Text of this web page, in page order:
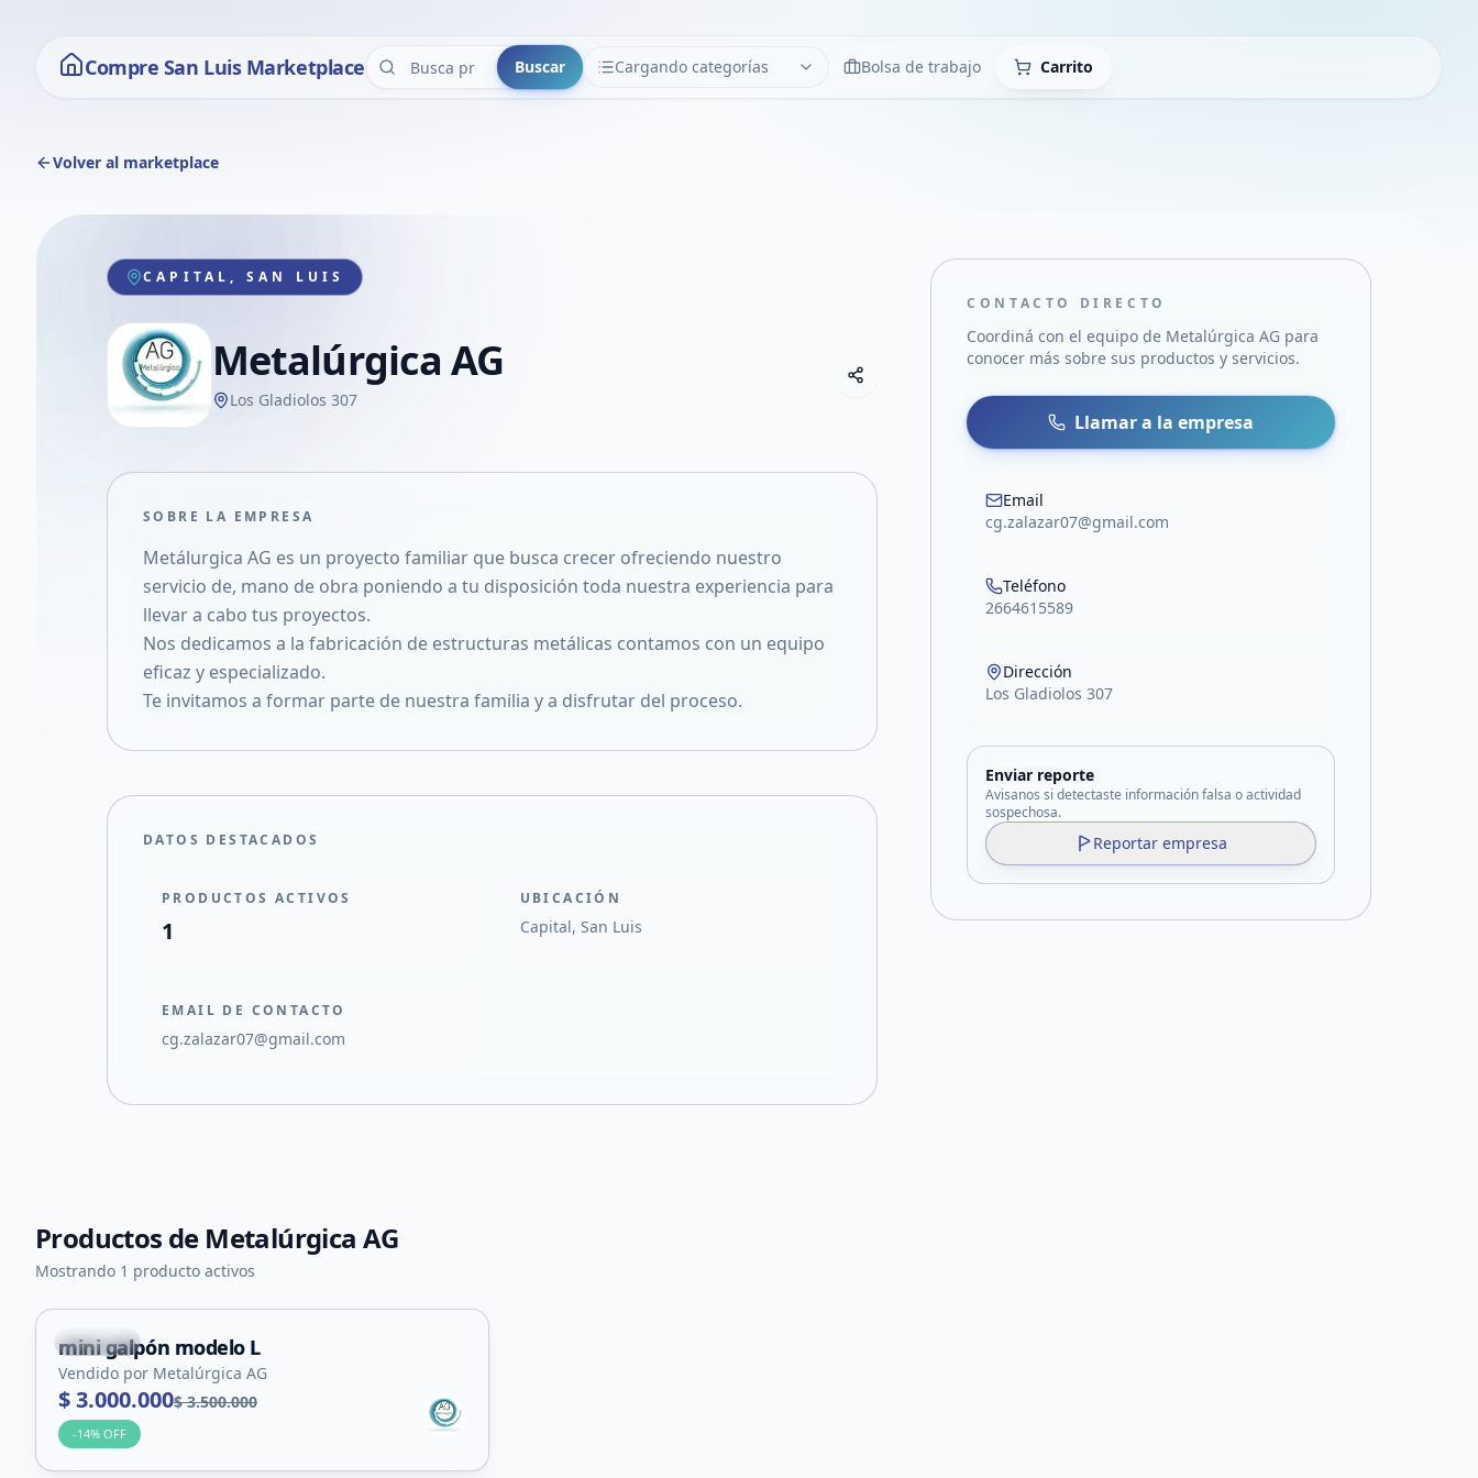
Compre San Luis Marketplace Buscar Cargando categorías
CATEGORÍAS LimpiarBolsa de trabajo Carrito
Volver al marketplace
CAPITAL, SAN LUIS
Metalúrgica AG
Los Gladiolos 307
Compartir empresa
Compartir por WhatsApp
Compartir por mail
Compartir en Facebook
SOBRE LA EMPRESA
Metálurgica AG es un proyecto familiar que busca crecer ofreciendo nuestro
servicio de, mano de obra poniendo a tu disposición toda nuestra experiencia para
llevar a cabo tus proyectos.
Nos dedicamos a la fabricación de estructuras metálicas contamos con un equipo
eficaz y especializado.
Te invitamos a formar parte de nuestra familia y a disfrutar del proceso.
DATOS DESTACADOS
PRODUCTOS ACTIVOS
1
UBICACIÓN
Capital, San Luis
EMAIL DE CONTACTO
cg.zalazar07@gmail.com
CONTACTO DIRECTO
Coordiná con el equipo de Metalúrgica AG para
conocer más sobre sus productos y servicios.
Llamar a la empresa
Email
cg.zalazar07@gmail.com
Teléfono
2664615589
Dirección
Los Gladiolos 307
Enviar reporte
Avisanos si detectaste información falsa o actividad
sospechosa.
Reportar empresa
Productos de Metalúrgica AG
Mostrando 1 producto activos
Capital
mini galpón modelo L
Vendido por Metalúrgica AG
$ 3.000.000$ 3.500.000
-14% OFF